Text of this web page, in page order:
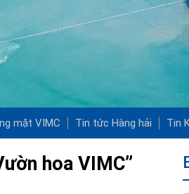
mặt VIMC Tin tức Hàng hải Tin
hoa VIMC”